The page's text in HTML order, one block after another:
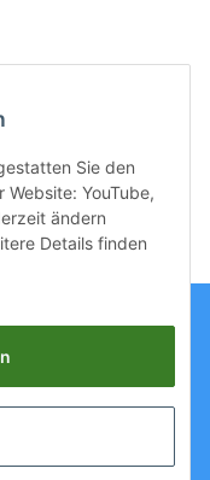
Sie den
YouTube,
ändern
Details finden